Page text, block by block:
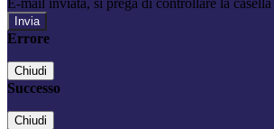
E-mail inviata, si prega di controllare la
Errore
Chiudi
Successo
Chiudi